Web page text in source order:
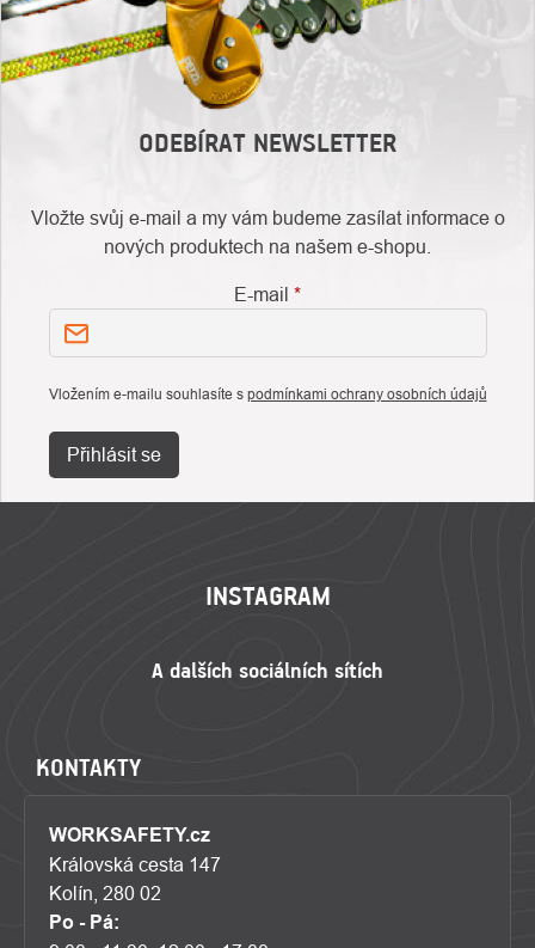
ODEBÍRAT NEWSLETTER
Vložte svůj e-mail a my vám budeme zasílat informace o
nových produktech na našem e-shopu.
E-mail
Vložením e-mailu souhlasíte s podmínkami ochrany osobních údajů
Přihlásit se
INSTAGRAM
KONTAKTY
WORKSAFETY.cz
Královská cesta 147
Kolín, 280 02
Po - Pá: